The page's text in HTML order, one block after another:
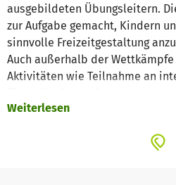
ausgebildeten Übungsleitern.
zur Aufgabe gemacht, Kindern
sinnvolle Freizeitgestaltung
Auch außerhalb der
Aktivitäten wie Teilnahme an
sportbegeisterte Jungs und
Weiterlesen